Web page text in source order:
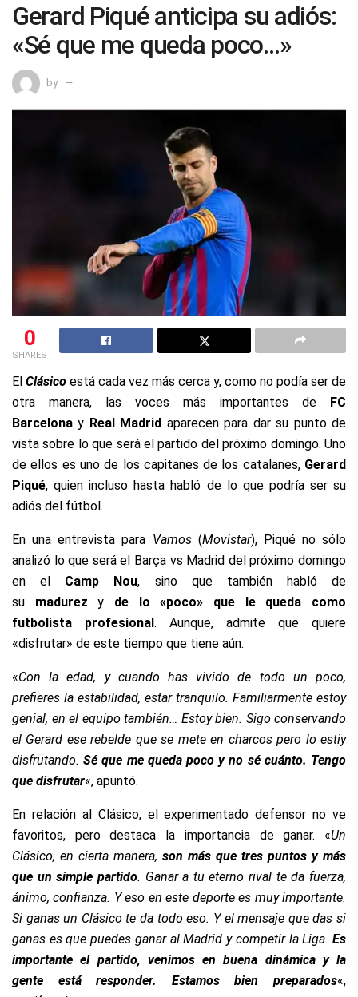
Gerard Piqué anticipa su adiós:
«Sé que me queda poco…»
by
0
SHARES
El Clásico está cada vez más cerca y, como no podía ser de
otra manera, las voces más importantes de FC
Barcelona y Real Madrid aparecen para dar su punto de
vista sobre lo que será el partido del próximo domingo. Uno
de ellos es uno de los capitanes de los catalanes, Gerard
Piqué, quien incluso hasta habló de lo que podría ser su
adiós del fútbol.
En una entrevista para Vamos (Movistar), Piqué no sólo
analizó lo que será el Barça vs Madrid del próximo domingo
en el Camp Nou, sino que también habló de
su madurezy de lo «poco» que le queda como
futbolista profesional. Aunque, admite que quiere
«disfrutar» de este tiempo que tiene aún.
«Con la edad, y cuando has vivido de todo un poco,
prefieres la estabilidad, estar tranquilo. Familiarmente estoy
genial, en el equipo también… Estoy bien. Sigo conservando
el Gerard ese rebelde que se mete en charcos pero lo estiy
disfrutando.Sé que me queda poco y no sé cuánto. Tengo
que disfrutar«, apuntó.
En relación al Clásico, el experimentado defensor no ve
favoritos, pero destaca la importancia de ganar. «Un
Clásico, en cierta manera, son más que tres puntos y más
que un simple partido. Ganar a tu eterno rival te da fuerza,
ánimo, confianza. Y eso en este deporte es muy importante.
Si ganas un Clásico te da todo eso. Y el mensaje que das si
ganas es que puedes ganar al Madrid y competir la Liga. Es
importante el partido, venimos en buena dinámica y la
gente está responder. Estamos bien preparados«,